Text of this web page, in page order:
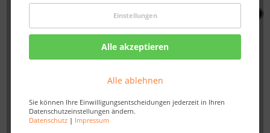
Einstellungen
Alle akzeptieren
Alle ablehnen
Sie können Ihre Einwilligungsentscheidungen jederzeit in Ihren
Datenschutzeinstellungen ändern.
Datenschutz| Impressum